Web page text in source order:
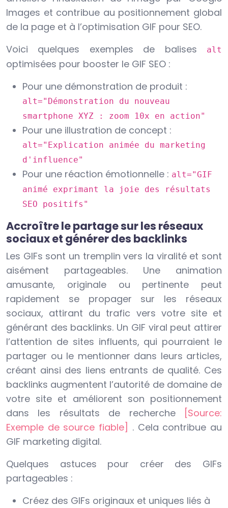
Images et contribue au positionnement global
de la page et à l’optimisation GIF pour SEO.
Voici quelques exemples de balises
alt
optimisées pour booster le GIF SEO :
Pour une démonstration de produit :
alt="Démonstration du nouveau
smartphone XYZ : zoom 10x en action"
Pour une illustration de concept :
alt="Explication animée du marketing
d'influence"
Pour une réaction émotionnelle : alt="GIF
animé exprimant la joie des résultats
SEO positifs"
Accroître le partage sur les réseaux
sociaux et générer des backlinks
Les GIFs sont un tremplin vers la viralité et sont
aisément partageables. Une animation
amusante, originale ou pertinente peut
rapidement se propager sur les réseaux
sociaux, attirant du trafic vers votre site et
générant des backlinks. Un GIF viral peut attirer
l’attention de sites influents, qui pourraient le
partager ou le mentionner dans leurs articles,
créant ainsi des liens entrants de qualité. Ces
backlinks augmentent l’autorité de domaine de
votre site et améliorent son positionnement
dans les résultats de recherche
[Source:
Exemple de source fiable] . Cela contribue au
GIF marketing digital.
Quelques astuces pour créer des GIFs
partageables :
Créez des GIFs originaux et uniques liés à